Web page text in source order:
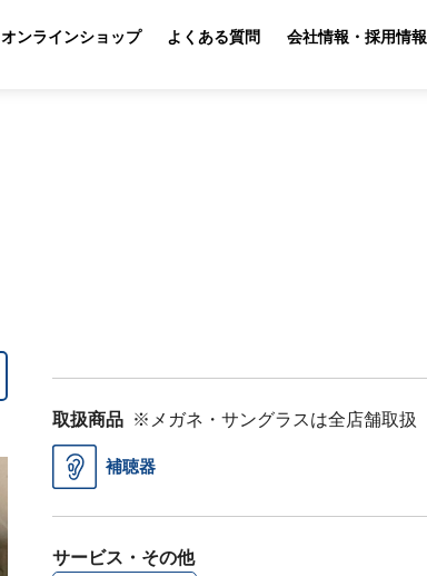
オンラインショップ よくある質問 会社情報・採用情報
取扱商品 ※メガネ・サングラスは全店舗取扱
補聴器
サービス・その他